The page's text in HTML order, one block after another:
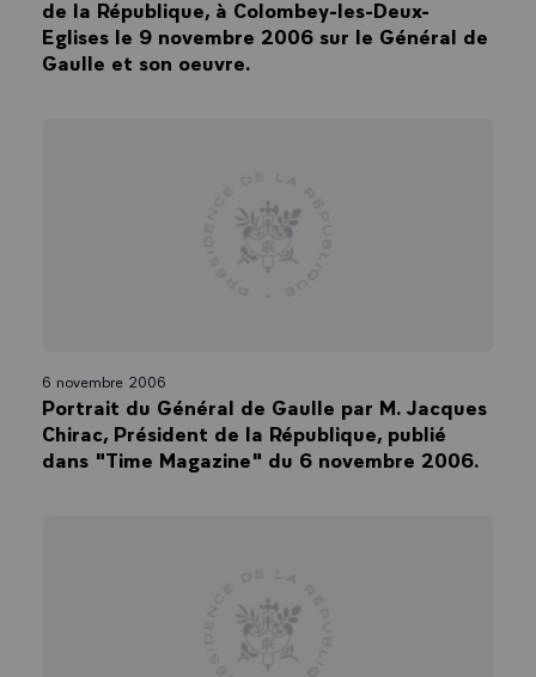
de la République, à Colombey-les-Deux-
Eglises le 9 novembre 2006 sur le Général de
Gaulle et son oeuvre.
6 novembre 2006
Portrait du Général de Gaulle par M. Jacques
Chirac, Président de la République, publié
dans "Time Magazine" du 6 novembre 2006.